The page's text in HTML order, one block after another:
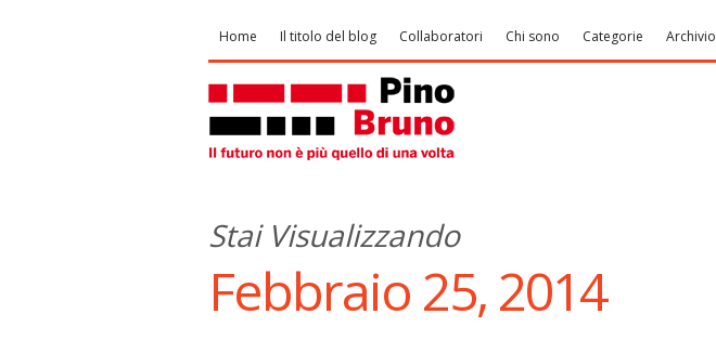
Home Il titolo del blog Collaboratori Chi sono Categorie Archivio
Stai Visualizzando
Febbraio 25, 2014